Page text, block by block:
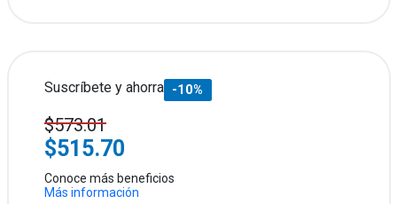
Suscríbete y ahorra -10%
$573.01
$515.70
Conoce más beneficios
Más información